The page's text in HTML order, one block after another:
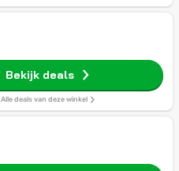
Bekijk deals
Alle deals van deze winkel